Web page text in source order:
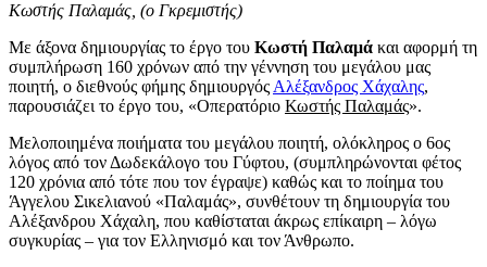
Κωστής Παλαμάς, (ο Γκρεμιστής)
Με άξονα δημιουργίας το έργο του Κωστή Παλαμά και αφορμή τη
συμπλήρωση 160 χρόνων από την γέννηση του μεγάλου μας
ποιητή, ο διεθνούς φήμης δημιουργός Αλέξανδρος Χάχαλης,
παρουσιάζει το έργο του, «Οπερατόριο Κωστής Παλαμάς».
Μελοποιημένα ποιήματα του μεγάλου ποιητή, ολόκληρος ο 6ος
λόγος από τον Δωδεκάλογο του Γύφτου, (συμπληρώνονται φέτος
120 χρόνια από τότε που τον έγραψε) καθώς και το ποίημα του
Άγγελου Σικελιανού «Παλαμάς», συνθέτουν τη δημιουργία του
Αλέξανδρου Χάχαλη, που καθίσταται άκρως επίκαιρη – λόγω
συγκυρίας – για τον Ελληνισμό και τον Άνθρωπο.